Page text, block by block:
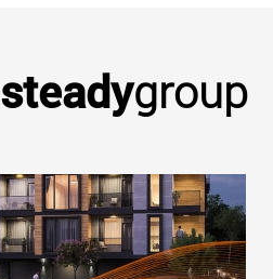
steadygroup